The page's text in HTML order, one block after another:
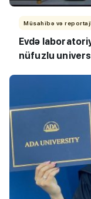
Müsahibə və
Evdə
nüfuzlu